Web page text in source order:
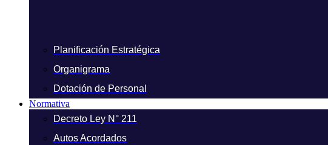
Planificación Estratégica
Organigrama
Dotación de Personal
Normativa
Decreto Ley N° 211
Autos Acordados